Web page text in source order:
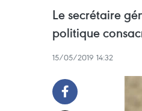
Le secrétaire
politique
15/05/2019 14:32